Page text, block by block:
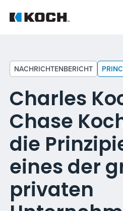
NACHRICHTENBERICHT
Charles
Chase
die
eines der
privaten